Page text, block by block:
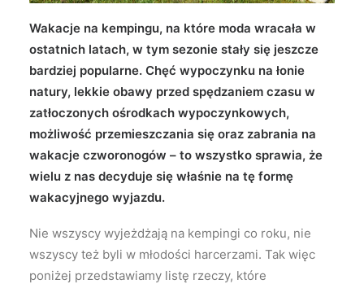
Wakacje na kempingu, na które moda wracała w
ostatnich latach, w tym sezonie stały się jeszcze
bardziej popularne. Chęć wypoczynku na łonie
natury, lekkie obawy przed spędzaniem czasu w
zatłoczonych ośrodkach wypoczynkowych,
możliwość przemieszczania się oraz zabrania na
wakacje czworonogów – to wszystko sprawia, że
wielu z nas decyduje się właśnie na tę formę
wakacyjnego wyjazdu.
Nie wszyscy wyjeżdżają na kempingi co roku, nie
wszyscy też byli w młodości harcerzami. Tak więc
poniżej przedstawiamy listę rzeczy, które